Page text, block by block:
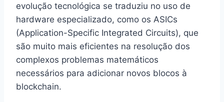
evolução tecnológica se traduziu no uso de
hardware especializado, como os ASICs
(Application-Specific Integrated Circuits), que
são muito mais eficientes na resolução dos
complexos problemas matemáticos
necessários para adicionar novos blocos à
blockchain.